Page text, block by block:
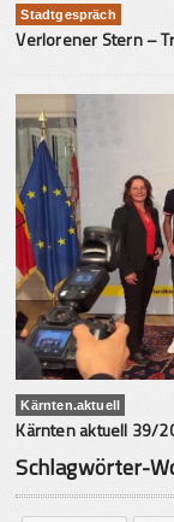
Stadtgespräch
Verlorener Stern –
Kärnten.aktuell
Kärnten aktuell 39/
Schlagwörter-